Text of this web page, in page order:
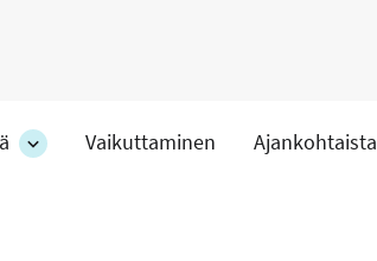
TietoaVaikuttaminen Ajankohtaista